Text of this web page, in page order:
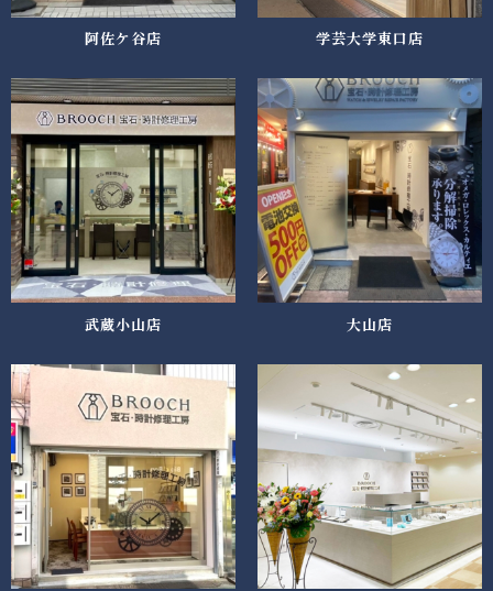
阿佐ケ谷店 学芸大学東口店
武蔵小山店 大山店